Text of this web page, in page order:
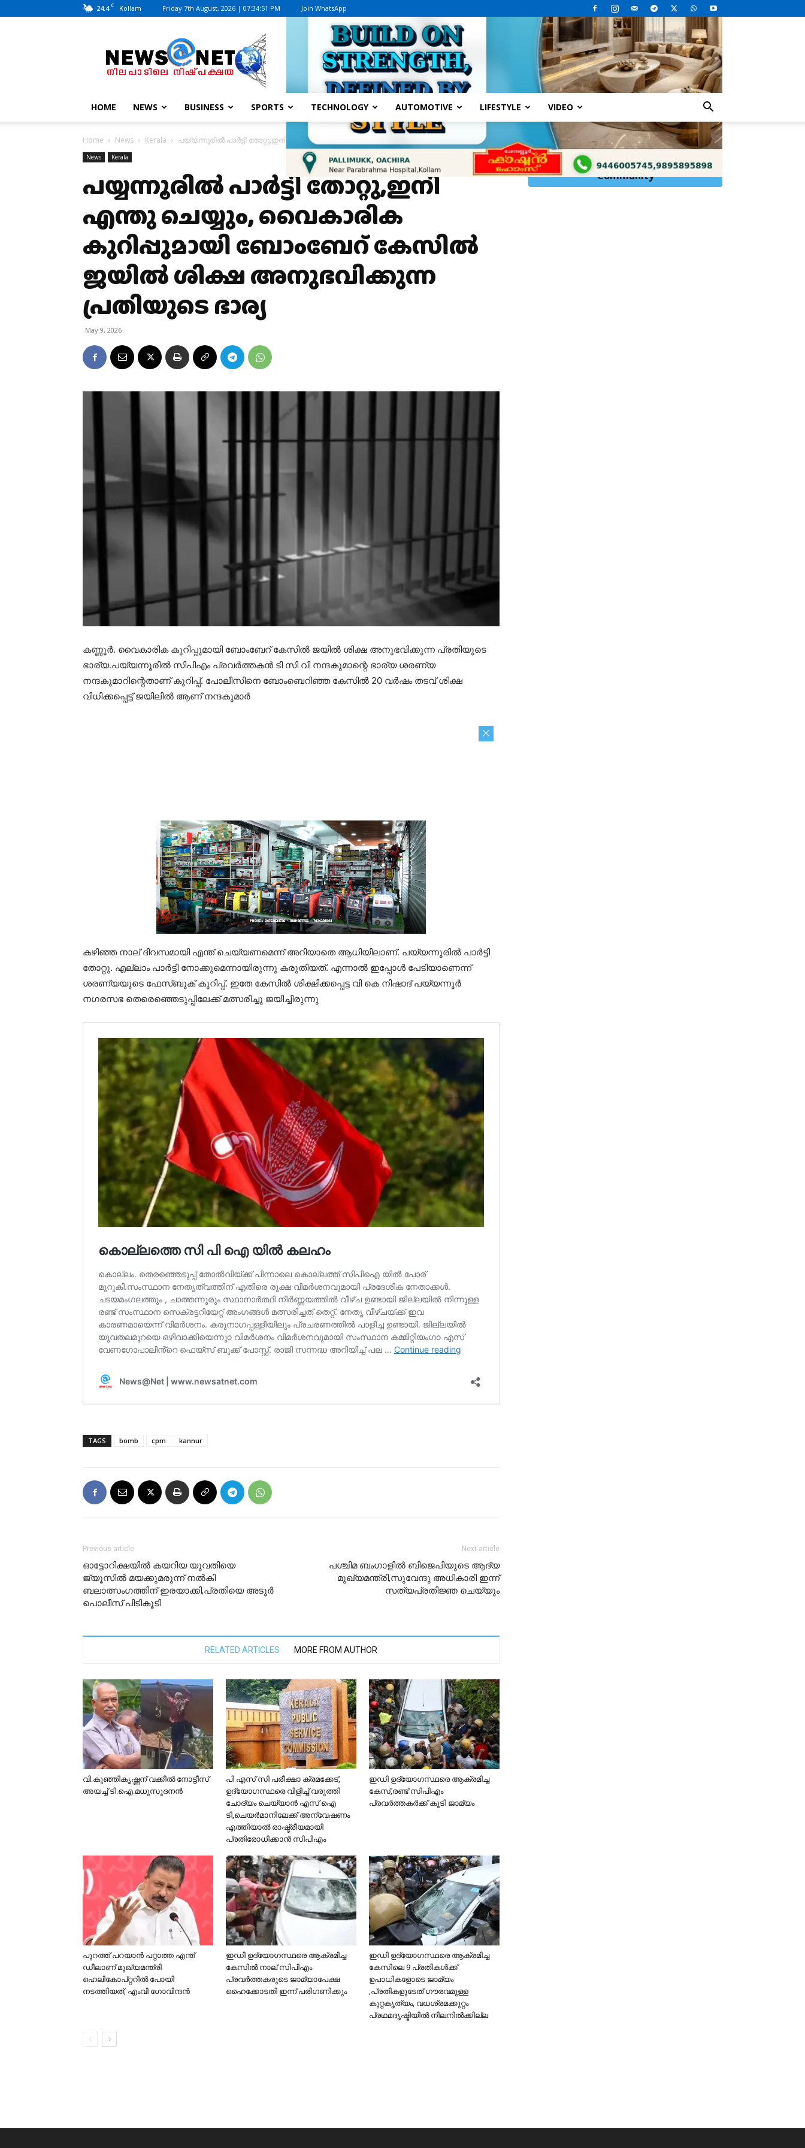
24.4 C Kollam Friday 7th August, 2026 | 07:34:51 PM Join WhatsApp
News@Net
|
www.newsatnet.com
HOME NEWS BUSINESS SPORTS TECHNOLOGY AUTOMOTIVE LIFESTYLE VIDEO
Home News Kerala പയ്യന്നൂരിൽ പാർട്ടി തോറ്റു,ഇനി എന്തു ചെയ്യും, വൈകാരിക കുറിപ്പുമായി ബോംബേറ് കേസിൽ ജയിൽ ശിക്ഷ അനുഭവിക്കുന്ന...
News Kerala
പയ്യന്നൂരിൽ പാർട്ടി തോറ്റു,ഇനി
എന്തു ചെയ്യും, വൈകാരിക
കുറിപ്പുമായി ബോംബേറ് കേസിൽ
ജയിൽ ശിക്ഷ അനുഭവിക്കുന്ന
പ്രതിയുടെ ഭാര്യ
May 9, 2026
കണ്ണൂര്‍. വൈകാരിക കുറിപ്പുമായി ബോംബേറ് കേസിൽ ജയിൽ ശിക്ഷ അനുഭവിക്കുന്ന പ്രതിയുടെ
ഭാര്യ.പയ്യന്നൂരിൽ സിപിഎം പ്രവർത്തകൻ ടി സി വി നന്ദകുമാന്റെ ഭാര്യ ശരണ്യ
നന്ദകുമാറിന്റെതാണ് കുറിപ്പ്. പോലീസിനെ ബോംബെറിഞ്ഞ കേസിൽ 20 വർഷം തടവ് ശിക്ഷ
വിധിക്കപ്പെട്ട് ജയിലിൽ ആണ് നന്ദകുമാർ
കഴിഞ്ഞ നാല് ദിവസമായി എന്ത് ചെയ്യണമെന്ന് അറിയാതെ ആധിയിലാണ്. പയ്യന്നൂരിൽ പാർട്ടി
തോറ്റു. എല്ലാം പാർട്ടി നോക്കുമെന്നായിരുന്നു കരുതിയത്. എന്നാൽ ഇപ്പോൾ പേടിയാണെന്ന്
ശരണ്യയുടെ ഫേസ്ബുക് കുറിപ്പ്. ഇതേ കേസിൽ ശിക്ഷിക്കപ്പെട്ട വി കെ നിഷാദ് പയ്യന്നൂർ
നഗരസഭ തെരെഞ്ഞെടുപ്പിലേക്ക് മത്സരിച്ചു ജയിച്ചിരുന്നു
TAGS bomb cpm kannur
Previous article
ഓട്ടോറിക്ഷയിൽ കയറിയ യുവതിയെ
ജ്യൂസിൽ മയക്കുമരുന്ന് നൽകി
ബലാത്സംഗത്തിന് ഇരയാക്കി,പ്രതിയെ അടൂര്‍
പൊലീസ് പിടികൂടി
Next article
പശ്ചിമ ബംഗാളില്‍ ബിജെപിയുടെ ആദ്യ
മുഖ്യമന്ത്രി,സുവേന്ദു അധികാരി ഇന്ന്
സത്യപ്രതിജ്ഞ ചെയ്യും
RELATED ARTICLES MORE FROM AUTHOR
വി.കുഞ്ഞികൃഷ്ണന് വക്കീൽ നോട്ടീസ്
അയച്ച് ടി.ഐ.മധുസൂദനൻ
പി എസ് സി പരീക്ഷാ ക്രമക്കേട്,
ഉദ്യോഗസ്ഥരെ വിളിച്ച് വരുത്തി
ചോദ്യം ചെയ്യാൻ എസ് ഐ
ടി,ചെയർമാനിലേക്ക് അന്വേഷണം
എത്തിയാൽ രാഷ്ട്രീയമായി
പ്രതിരോധിക്കാൻ സിപിഎം
ഇഡി ഉദ്യോഗസ്ഥരെ ആക്രമിച്ച
കേസ്,രണ്ട് സിപിഎം
പ്രവര്‍ത്തകര്‍ക്ക് കൂടി ജാമ്യം
പുറത്ത് പറയാന്‍ പറ്റാത്ത എന്ത്
ഡീലാണ് മുഖ്യമന്ത്രി
ഹെലികോപ്റ്ററില്‍ പോയി
നടത്തിയത്, എംവി ഗോവിന്ദന്‍
ഇഡി ഉദ്യോഗസ്ഥരെ ആക്രമിച്ച
കേസില്‍ നാല് സിപിഎം
പ്രവര്‍ത്തകരുടെ ജാമ്യാപേക്ഷ
ഹൈക്കോടതി ഇന്ന് പരിഗണിക്കും
ഇഡി ഉദ്യോഗസ്ഥരെ ആക്രമിച്ച
കേസിലെ 9 പ്രതികള്‍ക്ക്
ഉപാധികളോടെ ജാമ്യം
,പ്രതികളുടേത് ഗൗരവമുള്ള
കുറ്റകൃത്യം, വധശ്രമക്കുറ്റം
പ്രഥമദൃഷ്ടിയില്‍ നിലനില്‍ക്കില്ല
Click Here toJoinWhatsApp
Community